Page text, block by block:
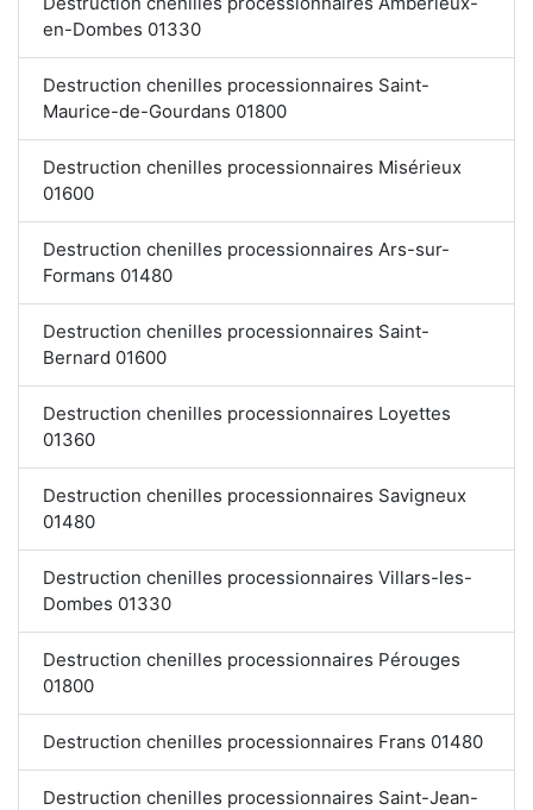
en-Dombes 01330
Destruction chenilles processionnaires Saint-
Maurice-de-Gourdans 01800
Destruction chenilles processionnaires Misérieux
01600
Destruction chenilles processionnaires Ars-sur-
Formans 01480
Destruction chenilles processionnaires Saint-
Bernard 01600
Destruction chenilles processionnaires Loyettes
01360
Destruction chenilles processionnaires Savigneux
01480
Destruction chenilles processionnaires Villars-les-
Dombes 01330
Destruction chenilles processionnaires Pérouges
01800
Destruction chenilles processionnaires Frans 01480
Destruction chenilles processionnaires Saint-Jean-